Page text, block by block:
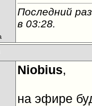
Последний
в 03:28.
Niobius,
на эфире